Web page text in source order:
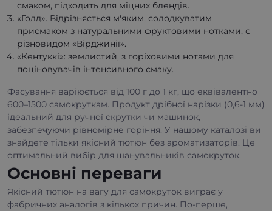
смаком, підходить для міцних блендів.
«Голд». Відрізняється м'яким, солодкуватим
присмаком з натуральними фруктовими нотками, є
різновидом «Вірджинії».
«Кентуккі»: землистий, з горіховими нотами для
поціновувачів інтенсивного смаку.
Фасування варіюється від 100 г до 1 кг, що еквівалентно
600–1500 самокруткам. Продукт дрібної нарізки (0,6-1 мм)
ідеальний для ручної скрутки чи машинок,
забезпечуючи рівномірне горіння. У нашому каталозі ви
знайдете тільки якісний тютюн без ароматизаторів. Це
оптимальний вибір для шанувальників самокруток.
Основні переваги
Якісний тютюн на вагу для самокруток виграє у
фабричних аналогів з кількох причин. По-перше,